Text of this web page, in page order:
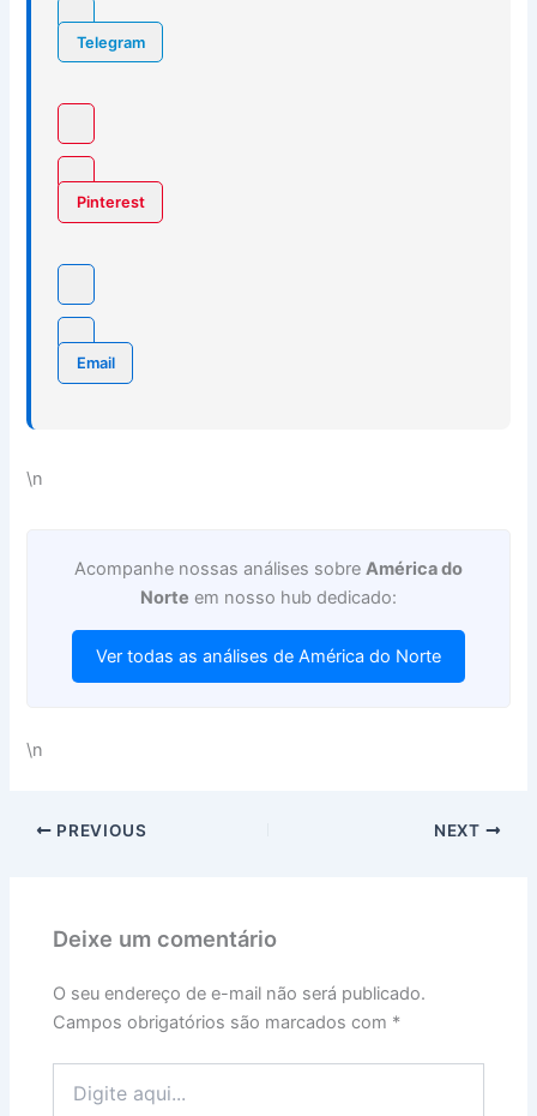
Telegram
Pinterest
Email
\n
Acompanhe nossas análises sobre América do
Norte em nosso hub dedicado:
Ver todas as análises de América do Norte
\n
PREVIOUS NEXT
Deixe um comentário
O seu endereço de e-mail não será publicado.
Campos obrigatórios são marcados com *
aqui...